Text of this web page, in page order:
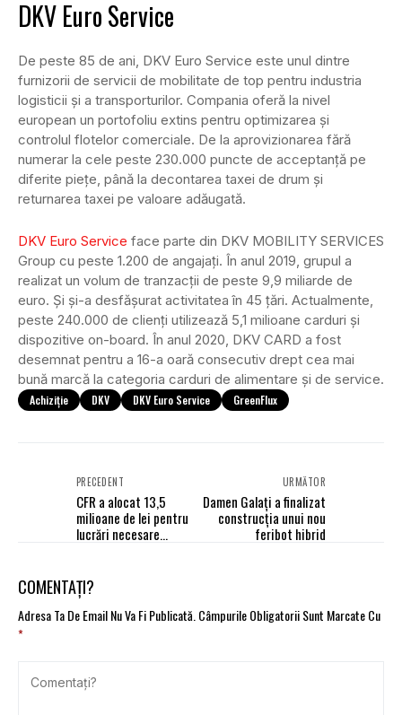
DKV Euro Service
De peste 85 de ani, DKV Euro Service este unul dintre
furnizorii de servicii de mobilitate de top pentru industria
logisticii și a transporturilor. Compania oferă la nivel
european un portofoliu extins pentru optimizarea și
controlul flotelor comerciale. De la aprovizionarea fără
numerar la cele peste 230.000 puncte de acceptanță pe
diferite piețe, până la decontarea taxei de drum și
returnarea taxei pe valoare adăugată.
DKV Euro Service face parte din DKV MOBILITY SERVICES
Group cu peste 1.200 de angajați. În anul 2019, grupul a
realizat un volum de tranzacții de peste 9,9 miliarde de
euro. Și și-a desfășurat activitatea în 45 țări. Actualmente,
peste 240.000 de clienți utilizează 5,1 milioane carduri și
dispozitive on-board. În anul 2020, DKV CARD a fost
desemnat pentru a 16-a oară consecutiv drept cea mai
bună marcă la categoria carduri de alimentare și de service.
Achiziție DKV DKV Euro Service GreenFlux
PRECEDENT
CFR a alocat 13,5
milioane de lei pentru
lucrări necesare
URMĂTOR
Damen Galați a finalizat
construcția unui nou
feribot hibrid
COMENTAȚI?
Adresa Ta De Email Nu Va Fi Publicată. Câmpurile Obligatorii Sunt Marcate Cu
*